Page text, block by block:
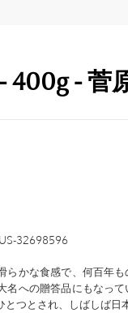
400g - 菅
32698596
らかな食感で、何百年
名への贈答品にもなっ
とつとされ、しばしば